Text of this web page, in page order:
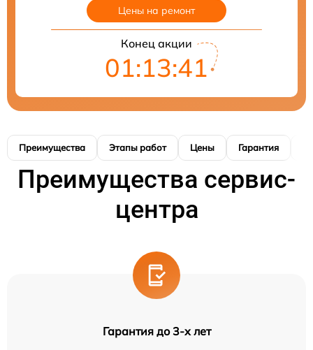
Цены на ремонт
Конец акции
01:13:40
Преимущества Этапы работ Цены Гарантия
Преимущества сервис-
центра
Гарантия до 3-х лет